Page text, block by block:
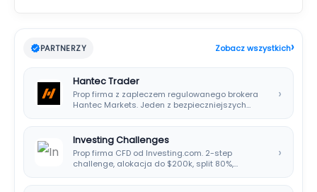
PARTNERZY Zobacz wszystkich›
Hantec Trader
Prop firma z zapleczem regulowanego brokera
Hantec Markets. Jeden z bezpieczniejszych
›
Investing Challenges
Prop firma CFD od Investing.com. 2-step
challenge, alokacja do $200k, split 80%,
›